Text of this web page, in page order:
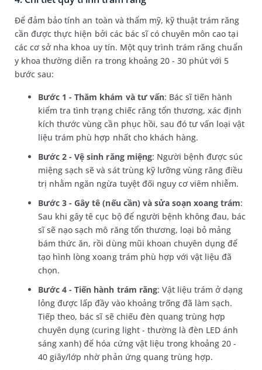
Để đảm bảo tính an toàn và thẩm mỹ, kỹ thuật trám răng
cần được thực hiện bởi các bác sĩ có chuyên môn cao tại
các cơ sở nha khoa uy tín. Một quy trình trám răng chuẩn
y khoa thường diễn ra trong khoảng 20 - 30 phút với 5
bước sau:
Bước 1 - Thăm khám và tư vấn: Bác sĩ tiến hành
kiểm tra tình trạng chiếc răng tổn thương, xác định
kích thước vùng cần phục hồi, sau đó tư vấn loại vật
liệu trám phù hợp nhất cho khách hàng.
Bước 2 - Vệ sinh răng miệng: Người bệnh được súc
miệng sạch sẽ và sát trùng kỹ lưỡng vùng răng điều
trị nhằm ngăn ngừa tuyệt đối nguy cơ viêm nhiễm.
Bước 3 - Gây tê (nếu cần) và sửa soạn xoang trám:
Sau khi gây tê cục bộ để người bệnh không đau, bác
sĩ sẽ nạo sạch mô răng tổn thương, loại bỏ mảng
bám thức ăn, rồi dùng mũi khoan chuyên dụng để
tạo hình lòng xoang trám phù hợp với vật liệu đã
chọn.
Bước 4 - Tiến hành trám răng: Vật liệu trám ở dạng
lỏng được lấp đầy vào khoảng trống đã làm sạch.
Tiếp theo, bác sĩ sẽ chiếu đèn quang trùng hợp
chuyên dụng (curing light - thường là đèn LED ánh
sáng xanh) để hóa cứng vật liệu trong khoảng 20 -
40 giây/lớp nhờ phản ứng quang trùng hợp.